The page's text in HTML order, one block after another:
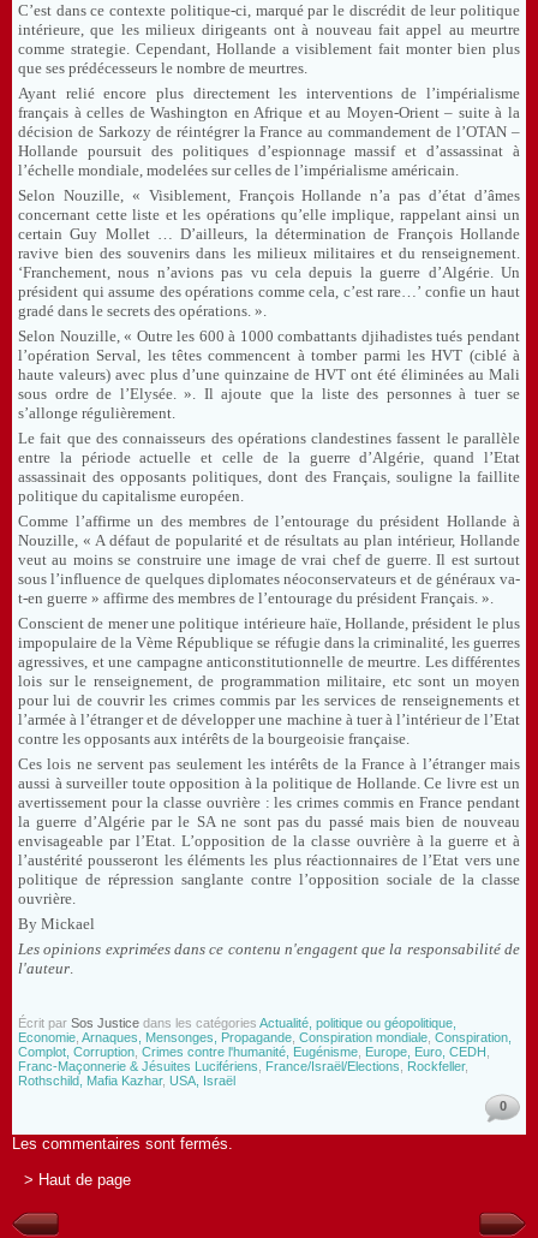
C’est dans ce contexte politique-ci, marqué par le discrédit de leur politique
intérieure, que les milieux dirigeants ont à nouveau fait appel au meurtre
comme strategie. Cependant, Hollande a visiblement fait monter bien plus
que ses prédécesseurs le nombre de meurtres.
Ayant relié encore plus directement les interventions de l’impérialisme
français à celles de Washington en Afrique et au Moyen-Orient – suite à la
décision de Sarkozy de réintégrer la France au commandement de l’OTAN –
Hollande poursuit des politiques d’espionnage massif et d’assassinat à
l’échelle mondiale, modelées sur celles de l’impérialisme américain.
Selon Nouzille, « Visiblement, François Hollande n’a pas d’état d’âmes
concernant cette liste et les opérations qu’elle implique, rappelant ainsi un
certain Guy Mollet … D’ailleurs, la détermination de François Hollande
ravive bien des souvenirs dans les milieux militaires et du renseignement.
‘Franchement, nous n’avions pas vu cela depuis la guerre d’Algérie. Un
président qui assume des opérations comme cela, c’est rare…’ confie un haut
gradé dans le secrets des opérations. ».
Selon Nouzille, « Outre les 600 à 1000 combattants djihadistes tués pendant
l’opération Serval, les têtes commencent à tomber parmi les HVT (ciblé à
haute valeurs) avec plus d’une quinzaine de HVT ont été éliminées au Mali
sous ordre de l’Elysée. ». Il ajoute que la liste des personnes à tuer se
s’allonge régulièrement.
Le fait que des connaisseurs des opérations clandestines fassent le parallèle
entre la période actuelle et celle de la guerre d’Algérie, quand l’Etat
assassinait des opposants politiques, dont des Français, souligne la faillite
politique du capitalisme européen.
Comme l’affirme un des membres de l’entourage du président Hollande à
Nouzille, « A défaut de popularité et de résultats au plan intérieur, Hollande
veut au moins se construire une image de vrai chef de guerre. Il est surtout
sous l’influence de quelques diplomates néoconservateurs et de généraux va-
t-en guerre » affirme des membres de l’entourage du président Français. ».
Conscient de mener une politique intérieure haïe, Hollande, président le plus
impopulaire de la Vème République se réfugie dans la criminalité, les guerres
agressives, et une campagne anticonstitutionnelle de meurtre. Les différentes
lois sur le renseignement, de programmation militaire, etc sont un moyen
pour lui de couvrir les crimes commis par les services de renseignements et
l’armée à l’étranger et de développer une machine à tuer à l’intérieur de l’Etat
contre les opposants aux intérêts de la bourgeoisie française.
Ces lois ne servent pas seulement les intérêts de la France à l’étranger mais
aussi à surveiller toute opposition à la politique de Hollande. Ce livre est un
avertissement pour la classe ouvrière : les crimes commis en France pendant
la guerre d’Algérie par le SA ne sont pas du passé mais bien de nouveau
envisageable par l’Etat. L’opposition de la classe ouvrière à la guerre et à
l’austérité pousseront les éléments les plus réactionnaires de l’Etat vers une
politique de répression sanglante contre l’opposition sociale de la classe
ouvrière.
By Mickael
Les opinions exprimées dans ce contenu n'engagent que la responsabilité de
l'auteur.
Écrit par Sos Justice dans les catégories Actualité, politique ou géopolitique,
Economie Arnaques, Mensonges, Propagande Conspiration mondiale Conspiration,
Complot, Corruption Crimes contre l'humanité, Eugénisme Europe, Euro, CEDH
Franc-Maçonnerie & Jésuites Lucifériens
France/Israël/Elections Rockfeller,
Rothschild, Mafia Kazhar, USA, Israël
0
Les commentaires sont fermés.
> Haut de page